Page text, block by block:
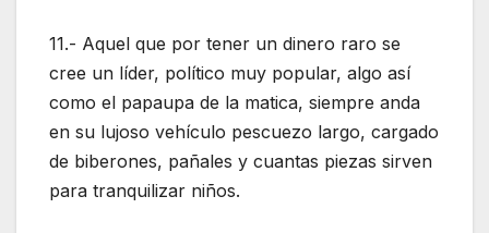
11.- Aquel que por tener un dinero raro se
cree un líder, político muy popular, algo así
como el papaupa de la matica, siempre anda
en su lujoso vehículo pescuezo largo, cargado
de biberones, pañales y cuantas piezas sirven
para tranquilizar niños.